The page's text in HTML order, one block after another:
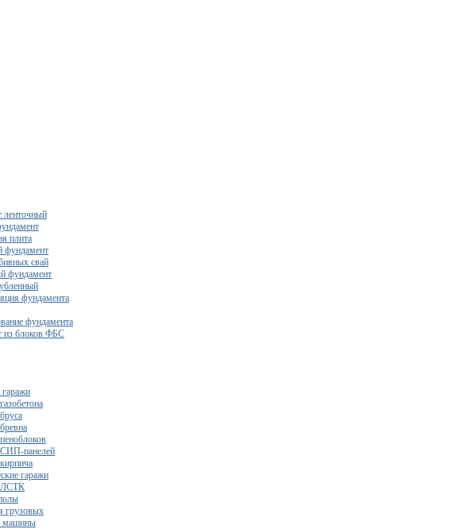
ленточный
плита
фундамент
свай
фундамент
фундамента
фундамента
из блоков ФБС
панелей
гаражи
ЛСТК
грузовых
машины